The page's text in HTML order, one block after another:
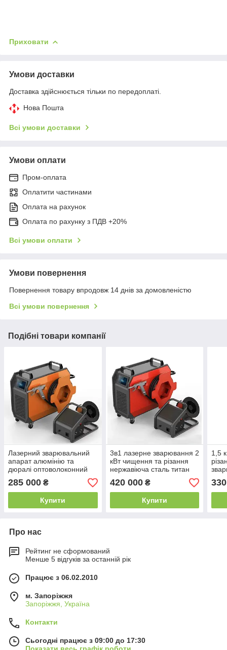
Приховати
Умови доставки
Доставка здійснюється тільки по передоплаті.
Нова Пошта
Всі умови доставки
Умови оплати
Пром-оплата
Оплатити частинами
Оплата на рахунок
Оплата по рахунку з ПДВ +20%
Всі умови оплати
Умови повернення
Повернення товару впродовж 14 днів за домовленістю
Всі умови повернення
Подібні товари компанії
Лазерний зварювальний
апарат алюмінію та
дюралі оптоволоконний
лазерне зварювання 1500
1,5 кВт
285 000 ₴
Купити
3в1 лазерне зварювання 2
кВт чищення та різання
нержавіюча сталь титан
латунь 2000 вт
420 000₴
Купити
1,5
Про нас
Рейтинг не сформований
Менше 5 відгуків за останній рік
Працює з 06.02.2010
м. Запоріжжя
Запоріжжя, Україна
Контакти
Сьогодні працює з 09:00 до 17:30